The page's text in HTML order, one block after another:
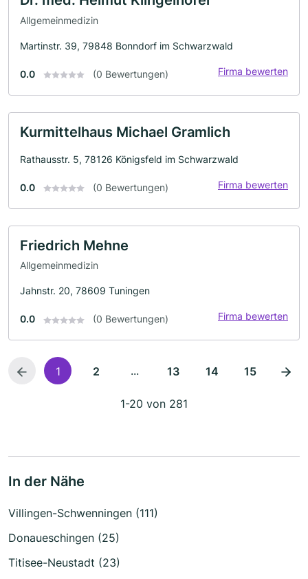
Allgemeinmedizin
Martinstr. 39, 79848 Bonndorf im Schwarzwald
0.0 (0 Bewertungen) Firma bewerten
Kurmittelhaus Michael Gramlich
Rathausstr. 5, 78126 Königsfeld im Schwarzwald
0.0 (0 Bewertungen) Firma bewerten
Friedrich Mehne
Allgemeinmedizin
Jahnstr. 20, 78609 Tuningen
0.0 (0 Bewertungen) Firma bewerten
1 2 ... 13 14 15
1-20 von 281
In der Nähe
Villingen-Schwenningen (111)
Donaueschingen (25)
Titisee-Neustadt (23)